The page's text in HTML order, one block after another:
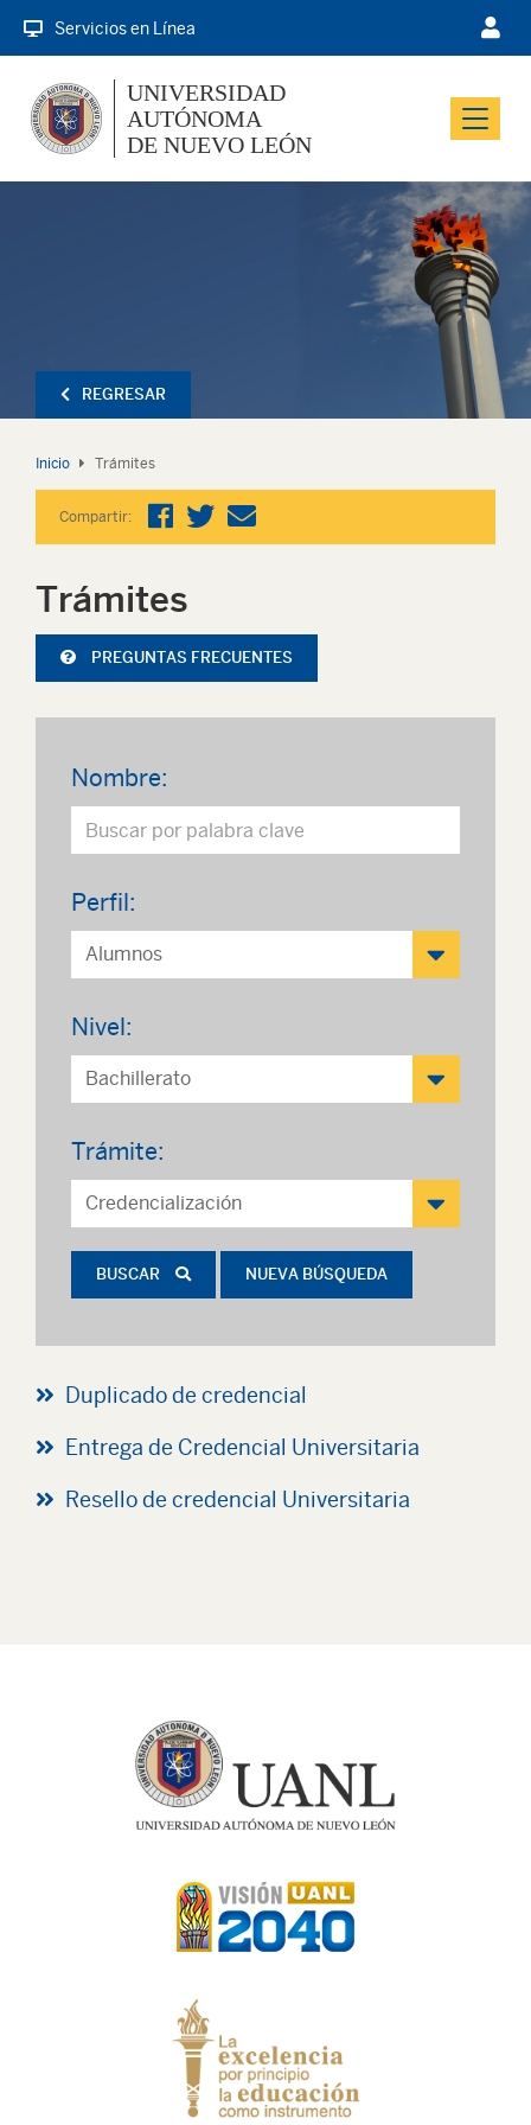
Servicios en Línea
Menu
UNIVERSIDAD
AUTÓNOMA
DE NUEVO LEÓN
REGRESAR
Inicio Trámites
Compartir:
Trámites
PREGUNTAS FRECUENTES
Nombre:
Perfil:
Nivel:
Trámite:
BUSCAR NUEVA BÚSQUEDA
Duplicado de credencial
Entrega de Credencial Universitaria
Resello de credencial Universitaria